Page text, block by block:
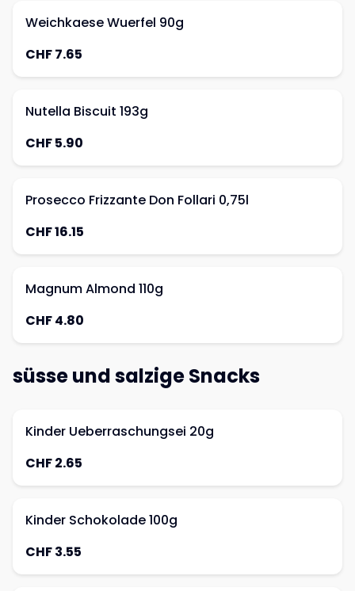
Weichkaese Wuerfel 90g
CHF 7.65
Nutella Biscuit 193g
CHF 5.90
Prosecco Frizzante Don Follari 0,75l
CHF 16.15
Magnum Almond 110g
CHF 4.80
süsse und salzige Snacks
Kinder Ueberraschungsei 20g
CHF 2.65
Kinder Schokolade 100g
CHF 3.55